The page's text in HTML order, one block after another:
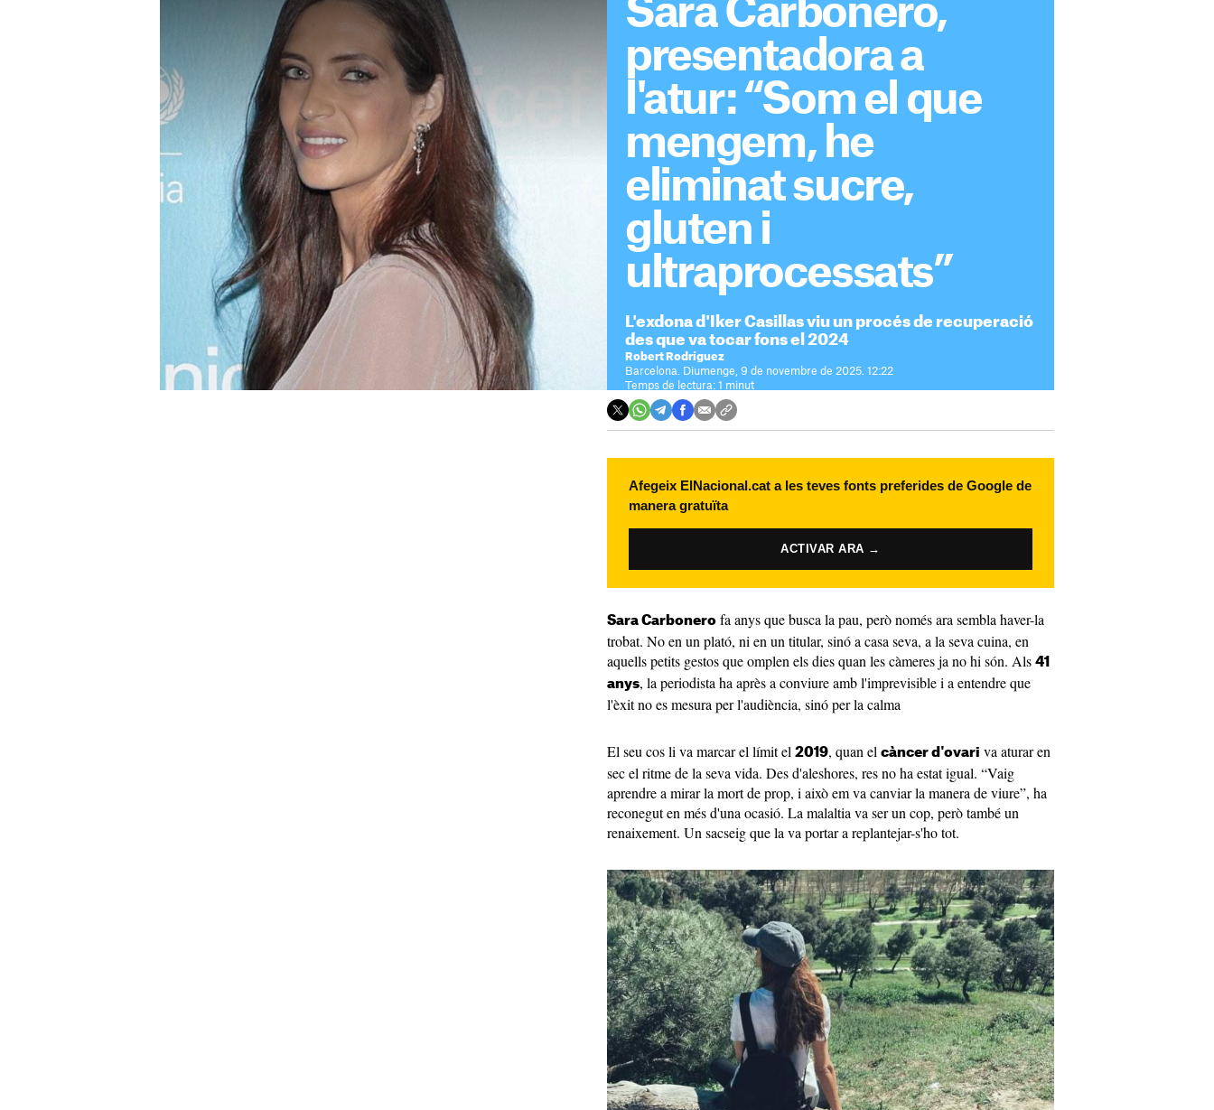
Sara Carbonero,
presentadora a
l'atur: “Som el que
mengem, he
eliminat sucre,
gluten i
ultraprocessats”
L'exdona d'Iker Casillas viu un procés de recuperació
des que va tocar fons el 2024
Robert Rodríguez
Barcelona. Diumenge, 9 de novembre de 2025. 12:22
Temps de lectura: 1 minut
Afegeix ElNacional.cat a les teves fonts preferides de Google de
manera gratuïta
ACTIVAR ARA →
Sara Carbonero fa anys que busca la pau, però només ara sembla haver-la
trobat. No en un plató, ni en un titular, sinó a casa seva, a la seva cuina, en
aquells petits gestos que omplen els dies quan les càmeres ja no hi són. Als 41
anys, la periodista ha après a conviure amb l'imprevisible i a entendre que
l'èxit no es mesura per l'audiència, sinó per la calma
El seu cos li va marcar el límit el 2019, quan el càncer d'ovari va aturar en
sec el ritme de la seva vida. Des d'aleshores, res no ha estat igual. “Vaig
aprendre a mirar la mort de prop, i això em va canviar la manera de viure”, ha
reconegut en més d'una ocasió. La malaltia va ser un cop, però també un
renaixement. Un sacseig que la va portar a replantejar-s'ho tot.